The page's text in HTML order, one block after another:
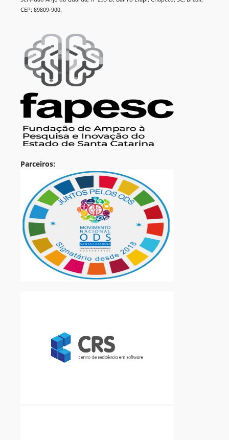
CEP: 89809-900.
Parceiros: